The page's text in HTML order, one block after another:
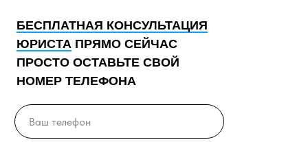
БЕСПЛАТНАЯ КОНСУЛЬТАЦИЯ
ЮРИСТА ПРЯМО СЕЙЧАС
ПРОСТО ОСТАВЬТЕ СВОЙ
НОМЕР ТЕЛЕФОНА